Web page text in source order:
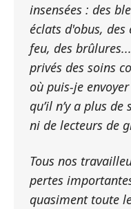
insensées : des
éclats d'obus, des
feu, des
privés des soins
où puis-je
qu’il n’y a plus
ni de lecteurs de
Tous nos
pertes
quasiment toute